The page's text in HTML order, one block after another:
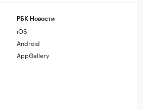
РБК Новости
iOS
Android
AppGallery